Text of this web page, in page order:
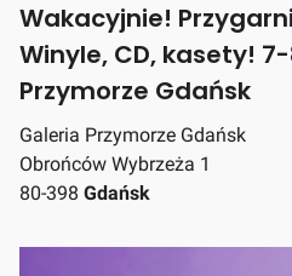
Wakacyjnie!
Winyle, CD, kasety!
Przymorze Gdańsk
Galeria Przymorze Gdańsk
Obrońców Wybrzeża 1
80-398 Gdańsk